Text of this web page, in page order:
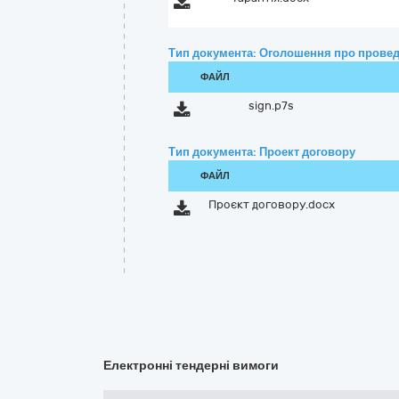
Тип документа: Оголошення про
ФАЙЛ
sign.p7s
Тип документа: Проект договору
ФАЙЛ
Проєкт договору.docx
Електронні тендерні вимоги